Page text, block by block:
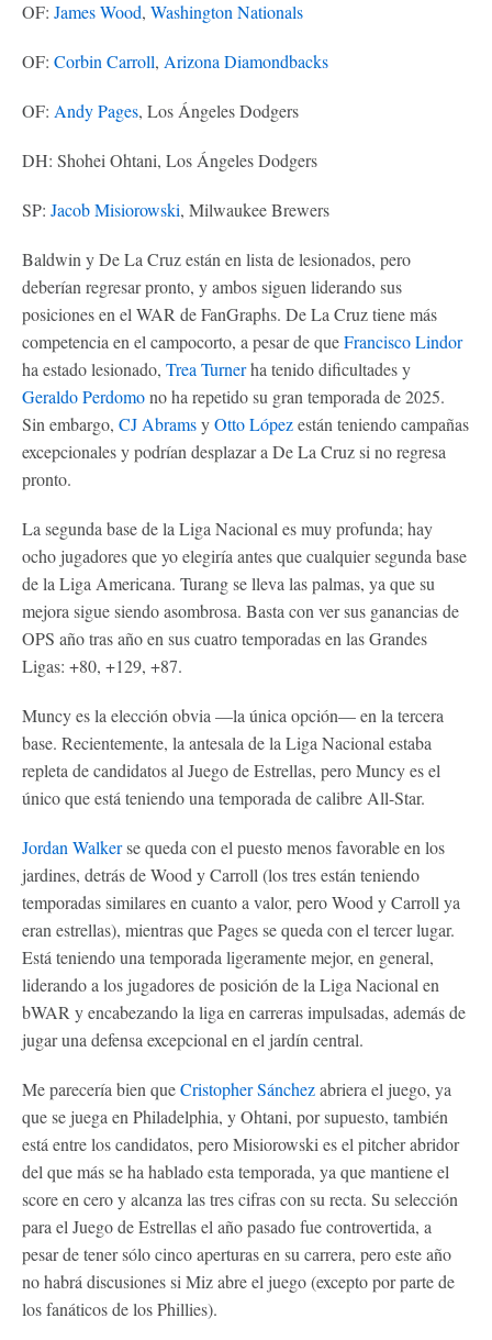
OF: James Wood, Washington Nationals
OF: Corbin Carroll, Arizona Diamondbacks
OF: Andy Pages, Los Ángeles Dodgers
DH: Shohei Ohtani, Los Ángeles Dodgers
SP: Jacob Misiorowski, Milwaukee Brewers
Baldwin y De La Cruz están en lista de lesionados, pero
deberían regresar pronto, y ambos siguen liderando sus
posiciones en el WAR de FanGraphs. De La Cruz tiene más
competencia en el campocorto, a pesar de queFrancisco Lindor
ha estado lesionado, Trea Turnerha tenido dificultades y
Geraldo Perdomono ha repetido su gran temporada de 2025.
Sin embargo, CJ AbramsyOtto Lópezestán teniendo campañas
excepcionales y podrían desplazar a De La Cruz si no regresa
pronto.
La segunda base de la Liga Nacional es muy profunda; hay
ocho jugadores que yo elegiría antes que cualquier segunda base
de la Liga Americana. Turang se lleva las palmas, ya que su
mejora sigue siendo asombrosa. Basta con ver sus ganancias de
OPS año tras año en sus cuatro temporadas en las Grandes
Ligas: +80, +129, +87.
Muncy es la elección obvia —la única opción— en la tercera
base. Recientemente, la antesala de la Liga Nacional estaba
repleta de candidatos al Juego de Estrellas, pero Muncy es el
único que está teniendo una temporada de calibre All-Star.
Jordan Walkerse queda con el puesto menos favorable en los
jardines, detrás de Wood y Carroll (los tres están teniendo
temporadas similares en cuanto a valor, pero Wood y Carroll ya
eran estrellas), mientras que Pages se queda con el tercer lugar.
Está teniendo una temporada ligeramente mejor, en general,
liderando a los jugadores de posición de la Liga Nacional en
bWAR y encabezando la liga en carreras impulsadas, además de
jugar una defensa excepcional en el jardín central.
Me parecería bien queCristopher Sánchezabriera el juego, ya
que se juega en Philadelphia, y Ohtani, por supuesto, también
está entre los candidatos, pero Misiorowski es el pitcher abridor
del que más se ha hablado esta temporada, ya que mantiene el
score en cero y alcanza las tres cifras con su recta. Su selección
para el Juego de Estrellas el año pasado fue controvertida, a
pesar de tener sólo cinco aperturas en su carrera, pero este año
no habrá discusiones si Miz abre el juego (excepto por parte de
los fanáticos de los Phillies).